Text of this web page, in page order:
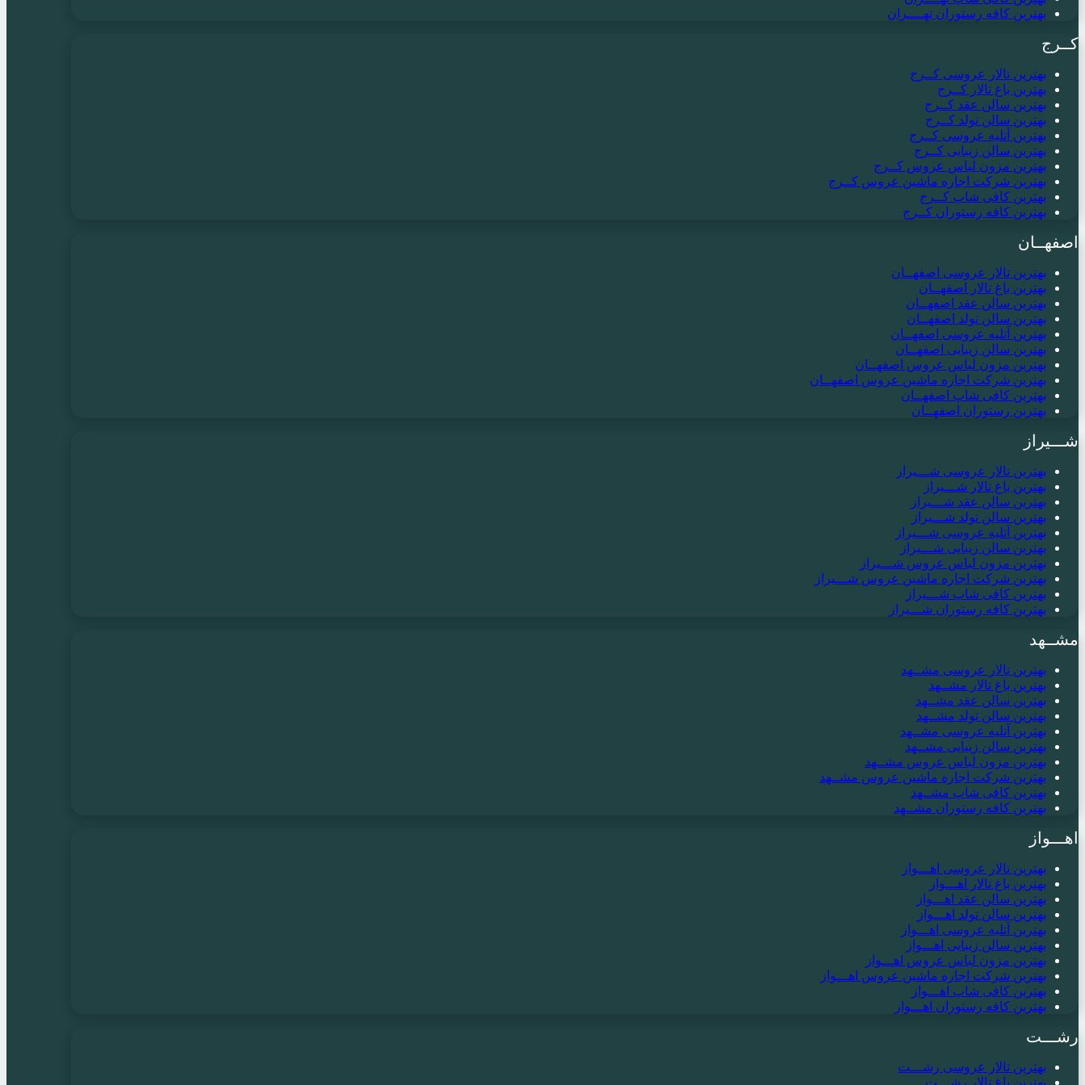
بهترین کافه رستوران تهــــران
کــرج
بهترین تالار عروسی کــرج
بهترین باغ تالار کــرج
بهترین سالن عقد کــرج
بهترین سالن تولد کــرج
بهترین آتلیه عروسی کــرج
بهترین سالن زیبایی کــرج
بهترین مزون لباس عروس کــرج
بهترین شرکت اجاره ماشین عروس کــرج
بهترین کافی شاپ کــرج
بهترین کافه رستوران کــرج
اصفهــان
بهترین تالار عروسی اصفهــان
بهترین باغ تالار اصفهــان
بهترین سالن عقد اصفهــان
بهترین سالن تولد اصفهــان
بهترین آتلیه عروسی اصفهــان
بهترین سالن زیبایی اصفهــان
بهترین مزون لباس عروس اصفهــان
بهترین شرکت اجاره ماشین عروس اصفهــان
بهترین کافی شاپ اصفهــان
بهترین رستوران اصفهــان
شـــیراز
بهترین تالار عروسی شـــیراز
بهترین باغ تالار شـــیراز
بهترین سالن عقد شـــیراز
بهترین سالن تولد شـــیراز
بهترین آتلیه عروسی شـــیراز
بهترین سالن زیبایی شـــیراز
بهترین مزون لباس عروس شـــیراز
بهترین شرکت اجاره ماشین عروس شـــیراز
بهترین کافی شاپ شـــیراز
بهترین کافه رستوران شـــیراز
مشــهد
بهترین تالار عروسی مشــهد
بهترین باغ تالار مشــهد
بهترین سالن عقد مشــهد
بهترین سالن تولد مشــهد
بهترین آتلیه عروسی مشــهد
بهترین سالن زیبایی مشــهد
بهترین مزون لباس عروس مشــهد
بهترین شرکت اجاره ماشین عروس مشــهد
بهترین کافی شاپ مشــهد
بهترین کافه رستوران مشــهد
اهـــواز
بهترین تالار عروسی اهـــواز
بهترین باغ تالار اهـــواز
بهترین سالن عقد اهـــواز
بهترین سالن تولد اهـــواز
بهترین آتلیه عروسی اهـــواز
بهترین سالن زیبایی اهـــواز
بهترین مزون لباس عروس اهـــواز
بهترین شرکت اجاره ماشین عروس اهـــواز
بهترین کافی شاپ اهـــواز
بهترین کافه رستوران اهـــواز
رشـــت
بهترین تالار عروسی رشـــت
بهترین باغ تالار رشـــت